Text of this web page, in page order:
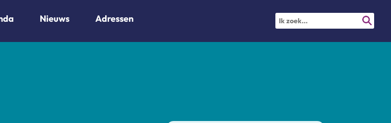
Nieuws Adressen